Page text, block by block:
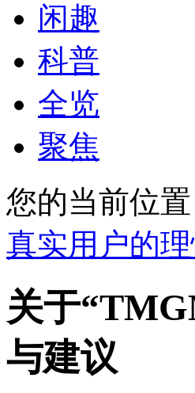
闲趣
科普
全览
聚焦
您的当前位置
真实用户的
关于
与建议